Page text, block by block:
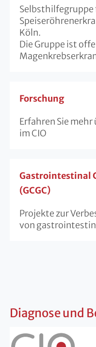
Selbsthilfegruppe
Köln.
Die Gruppe ist
Forschung
Erfahren Sie
im CIO
Gastrointestinal
(GCGC)
Projekte zur
von
Diagnose und